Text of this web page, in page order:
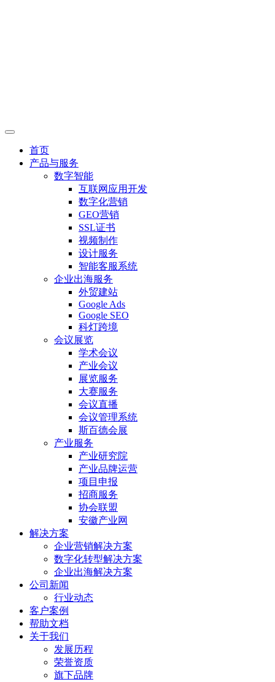
首页
产品与服务
数字智能
互联网应用开发
数字化营销
GEO营销
SSL证书
视频制作
设计服务
智能客服系统
企业出海服务
外贸建站
Google Ads
Google SEO
科灯跨境
会议展览
学术会议
产业会议
展览服务
大赛服务
会议直播
会议管理系统
斯百德会展
产业服务
产业研究院
产业品牌运营
项目申报
招商服务
协会联盟
安徽产业网
解决方案
企业营销解决方案
数字化转型解决方案
企业出海解决方案
公司新闻
行业动态
客户案例
帮助文档
关于我们
发展历程
荣誉资质
旗下品牌